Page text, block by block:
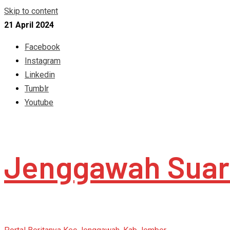
Skip to content
21 April 2024
Facebook
Instagram
Linkedin
Tumblr
Youtube
Jenggawah